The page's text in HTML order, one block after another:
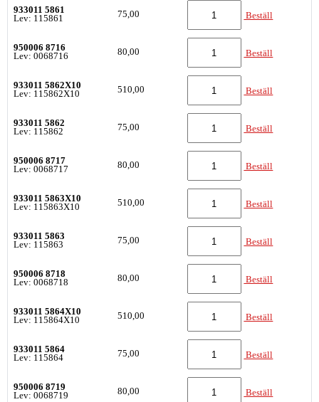
933011 5861
Lev: 115861
75,00 Beställ
950006 8716
Lev: 0068716
80,00 Beställ
933011 5862X10
Lev: 115862X10
510,00 Beställ
933011 5862
Lev: 115862
75,00 Beställ
950006 8717
Lev: 0068717
80,00 Beställ
933011 5863X10
Lev: 115863X10
510,00 Beställ
933011 5863
Lev: 115863
75,00 Beställ
950006 8718
Lev: 0068718
80,00 Beställ
933011 5864X10
Lev: 115864X10
510,00 Beställ
933011 5864
Lev: 115864
75,00 Beställ
950006 8719
Lev: 0068719
80,00 Beställ